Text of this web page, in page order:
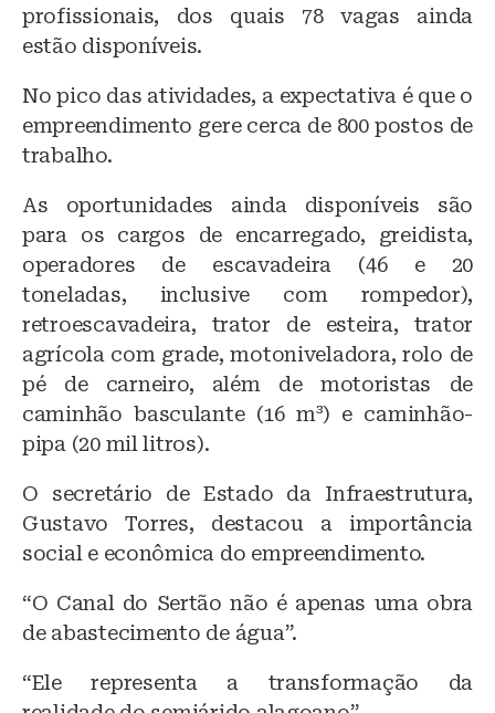
profissionais, dos quais 78 vagas ainda
estão disponíveis.
No pico das atividades, a expectativa é que o
empreendimento gere cerca de 800 postos de
trabalho.
As oportunidades ainda disponíveis são
para os cargos de encarregado, greidista,
operadores de escavadeira (46 e 20
toneladas, inclusive com rompedor),
retroescavadeira, trator de esteira, trator
agrícola com grade, motoniveladora, rolo de
pé de carneiro, além de motoristas de
caminhão basculante (16 m³) e caminhão-
pipa (20 mil litros).
O secretário de Estado da Infraestrutura,
Gustavo Torres, destacou a importância
social e econômica do empreendimento.
“O Canal do Sertão não é apenas uma obra
de abastecimento de água”.
“Ele representa a transformação da